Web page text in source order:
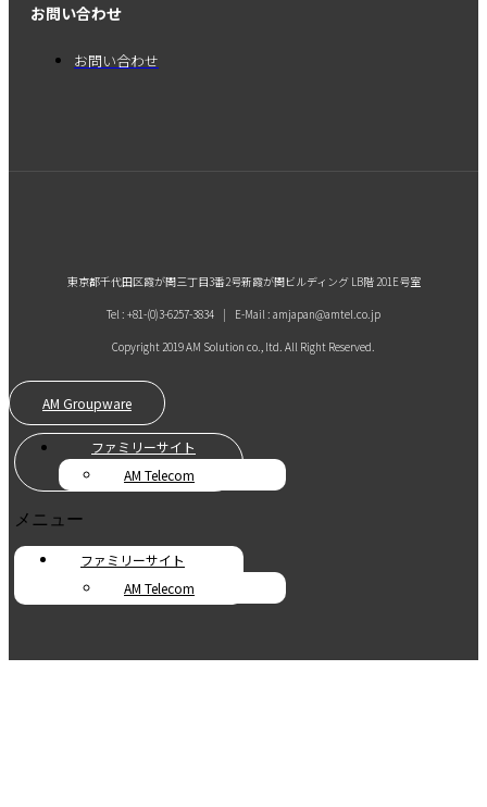
お問い合わせ
お問い合わせ
東京都千代田区霞が関三丁目3番2号新霞が関ビルディング LB階 201E号室
Tel : +81-(0)3-6257-3834 | E-Mail : amjapan@amtel.co.jp
Copyright 2019 AM Solution co., ltd. All Right Reserved.
AM Groupware
ファミリーサイト
AM Telecom
メニュー
ファミリーサイト
AM Telecom